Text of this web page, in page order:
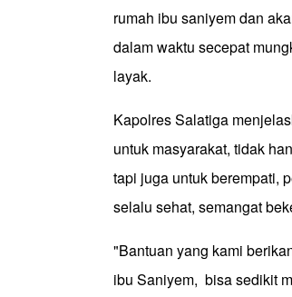
rumah ibu saniyem dan
dalam waktu secepat
layak.
Kapolres Salatiga
untuk masyarakat, tidak
tapi juga untuk berempati,
selalu sehat, semangat
"Bantuan yang kami
ibu Saniyem, bisa sedikit